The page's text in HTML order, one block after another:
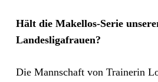
Hält die Makellos-Serie
Landesligafrauen?
Die Mannschaft von Trainerin